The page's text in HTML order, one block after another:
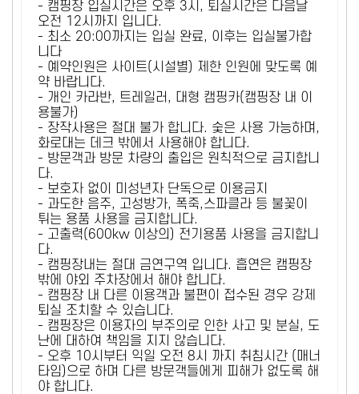
- 캠핑장 입실시간은 오후 3시, 퇴실시간은 다음날
오전 12시까지 입니다.
- 최소 20:00까지는 입실 완료, 이후는 입실불가합
니다
- 예약인원은 사이트(시설별) 제한 인원에 맞도록 예
약 바랍니다.
- 개인 카라반, 트레일러, 대형 캠핑카(캠핑장 내 이
용불가)
- 장작사용은 절대 불가 합니다. 숯은 사용 가능하며,
화로대는 데크 밖에서 사용해야 합니다.
- 방문객과 방문 차량의 출입은 원칙적으로 금지합니
다.
- 보호자 없이 미성년자 단독으로 이용금지
- 과도한 음주, 고성방가, 폭죽,스파클라 등 불꽃이
튀는 용품 사용을 금지합니다.
- 고출력(600kw 이상의) 전기용품 사용을 금지합니
다.
- 캠핑장내는 절대 금연구역 입니다. 흡연은 캠핑장
밖에 야외 주차장에서 해야 합니다.
- 캠핑장 내 다른 이용객과 불편이 접수된 경우 강제
퇴실 조치할 수 있습니다.
- 캠핑장은 이용자의 부주의로 인한 사고 및 분실, 도
난에 대하여 책임을 지지 않습니다.
- 오후 10시부터 익일 오전 8시 까지 취침시간 (매너
타임)으로 하며 다른 방문객들에게 피해가 없도록 해
야 합니다.